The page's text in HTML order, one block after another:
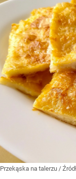
Przekąska na talerzu /